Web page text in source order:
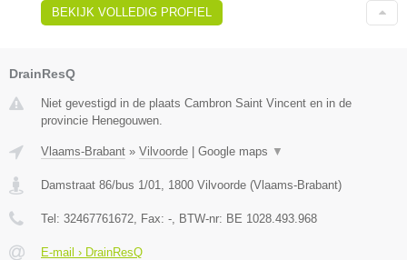
BEKIJK VOLLEDIG PROFIEL
DrainResQ
Niet gevestigd in de plaats Cambron Saint Vincent en in de
provincie Henegouwen.
Vlaams-Brabant » Vilvoorde | Google maps ▼
Damstraat 86/bus 1/01 1800 Vilvoorde (Vlaams-Brabant)
Tel: 32467761672 , Fax: - , BTW-nr: BE 1028.493.968
E-mail › DrainResQ